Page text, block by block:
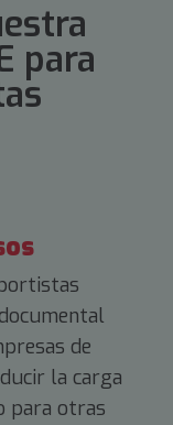
para
de
la carga
para otras